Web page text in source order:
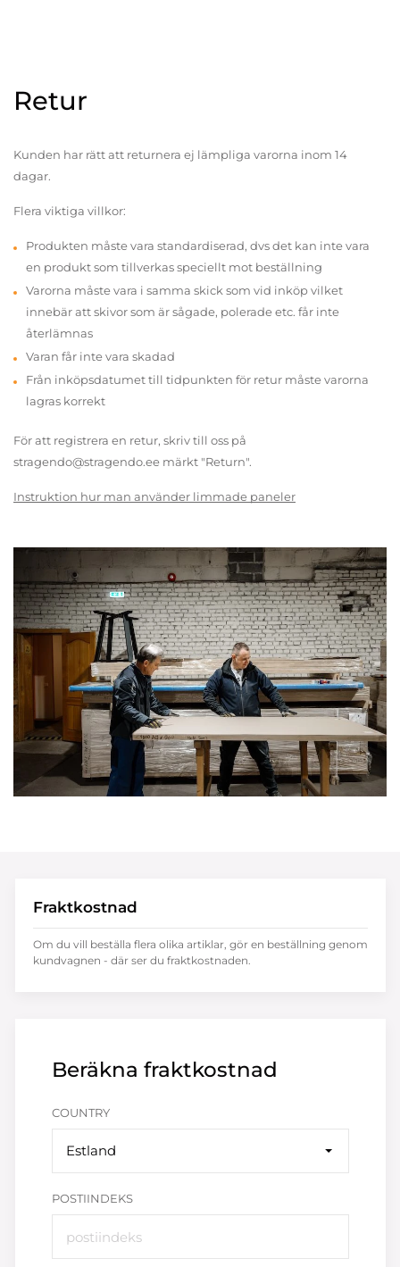
Retur
Kunden har rätt att returnera ej lämpliga varorna inom 14
dagar.
Flera viktiga villkor:
Produkten måste vara standardiserad, dvs det kan inte vara
en produkt som tillverkas speciellt mot beställning
Varorna måste vara i samma skick som vid inköp vilket
innebär att skivor som är sågade, polerade etc. får inte
återlämnas
Varan får inte vara skadad
Från inköpsdatumet till tidpunkten för retur måste varorna
lagras korrekt
För att registrera en retur, skriv till oss på
stragendo@stragendo.ee märkt "Return".
Instruktion hur man använder limmade paneler
Beräkna fraktkostnad
COUNTRY
Estland
POSTIINDEKS
Fraktkostnad
Om du vill beställa flera olika artiklar, gör en beställning genom
kundvagnen - där ser du fraktkostnaden.